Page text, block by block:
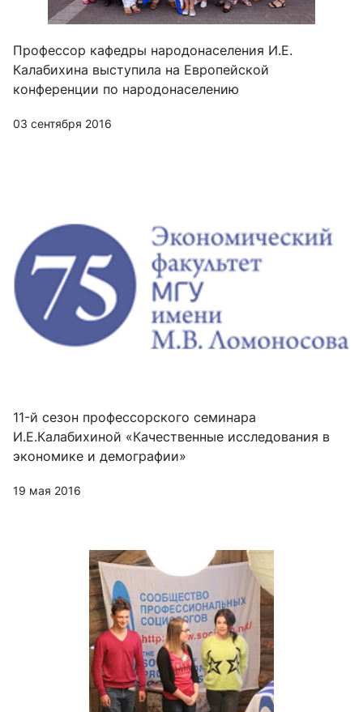
Профессор кафедры народонаселения И.Е.
Калабихина выступила на Европейской
конференции по народонаселению
03 сентября 2016
11-й сезон профессорского семинара
И.Е.Калабихиной «Качественные исследования в
экономике и демографии»
19 мая 2016